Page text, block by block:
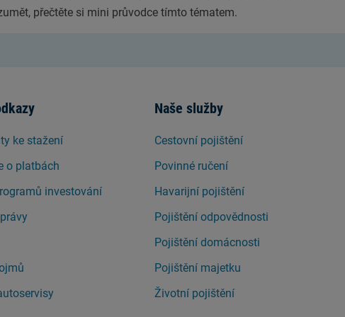
přečtěte si mini průvodce tímto tématem.
ke stažení
o platbách
investování
Naše služby
Cestovní pojištění
Povinné ručení
Havarijní pojištění
Pojištění odpovědnosti
Pojištění domácnosti
Pojištění majetku
Životní pojištění